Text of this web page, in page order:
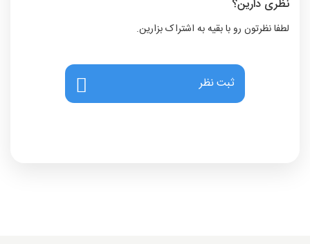
نظری دارین؟
لطفا نظرتون رو با بقیه به اشتراک بزارین.
ثبت نظر